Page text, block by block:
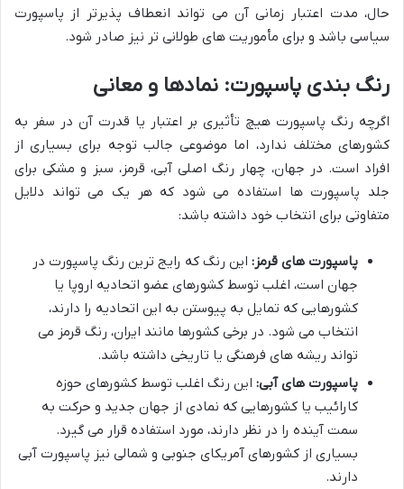
حال، مدت اعتبار زمانی آن می تواند انعطاف پذیرتر از پاسپورت
سیاسی باشد و برای مأموریت های طولانی تر نیز صادر شود.
رنگ بندی پاسپورت: نمادها و معانی
اگرچه رنگ پاسپورت هیچ تأثیری بر اعتبار یا قدرت آن در سفر به
کشورهای مختلف ندارد، اما موضوعی جالب توجه برای بسیاری از
افراد است. در جهان، چهار رنگ اصلی آبی، قرمز، سبز و مشکی برای
جلد پاسپورت ها استفاده می شود که هر یک می تواند دلایل
متفاوتی برای انتخاب خود داشته باشد:
پاسپورت های قرمز: این رنگ که رایج ترین رنگ پاسپورت در
جهان است، اغلب توسط کشورهای عضو اتحادیه اروپا یا
کشورهایی که تمایل به پیوستن به این اتحادیه را دارند،
انتخاب می شود. در برخی کشورها مانند ایران، رنگ قرمز می
تواند ریشه های فرهنگی یا تاریخی داشته باشد.
پاسپورت های آبی: این رنگ اغلب توسط کشورهای حوزه
کارائیب یا کشورهایی که نمادی از جهان جدید و حرکت به
سمت آینده را در نظر دارند، مورد استفاده قرار می گیرد.
بسیاری از کشورهای آمریکای جنوبی و شمالی نیز پاسپورت آبی
دارند.